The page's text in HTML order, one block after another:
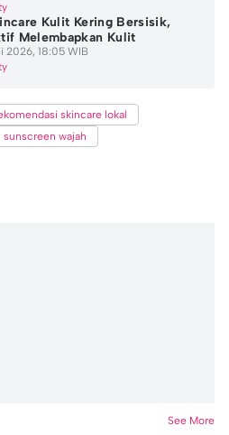
Kulit Kering Bersisik,
Melembapkan Kulit
2026, 18:05 WIB
skincare lokal
sunscreen wajah
See More